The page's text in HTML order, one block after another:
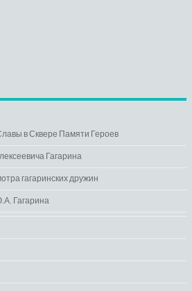
в Сквере Памяти Героев
Гагарина
гагаринских дружин
Гагарина